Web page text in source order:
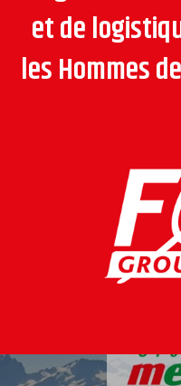
et de
les Hommes